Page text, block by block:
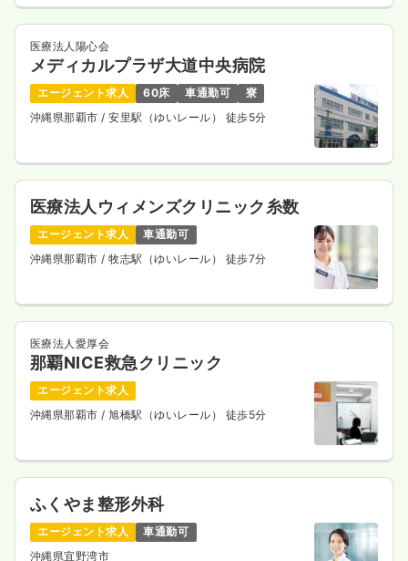
日祝休み
時給1,600円以上可
気になる
訪問診療 一般病院
日勤のみ（常勤）
給与 19.9〜30.6万円/月 賞与3ヶ月
※一例
時間 8:30～17:30 （休憩60分）
日祝休み
オンコールあり 月給30万円以上可
気になる 詳細を見る
透析正・准看護師 一般病院
給与 22.9〜31.2万円/月 賞与2ヶ月
時間 8:00～17:00 （休憩60分）
日曜休み
月給31万円以上可
医療法人陽心会
メディカルプラザ大道中央病院
エージェント求人 60床 車通勤可
寮
沖縄県那覇市 / 安里駅（ゆいレール） 徒歩5分
医療法人ウィメンズクリニック糸数
エージェント求人
車通勤可
沖縄県那覇市 / 牧志駅（ゆいレール） 徒歩7分
医療法人愛厚会
那覇NICE救急クリニック
エージェント求人
沖縄県那覇市 / 旭橋駅（ゆいレール） 徒歩5分
ふくやま整形外科
エージェント求人
車通勤可
沖縄県宜野湾市